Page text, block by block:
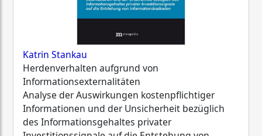
Katrin Stankau
Herdenverhalten aufgrund von
Informationsexternalitäten
Analyse der Auswirkungen kostenpflichtiger
Informationen und der Unsicherheit bezüglich
des Informationsgehaltes privater